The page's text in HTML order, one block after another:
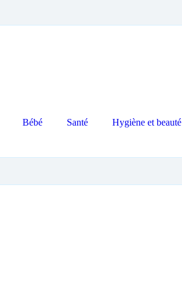
Bébé Santé Hygiène et beauté